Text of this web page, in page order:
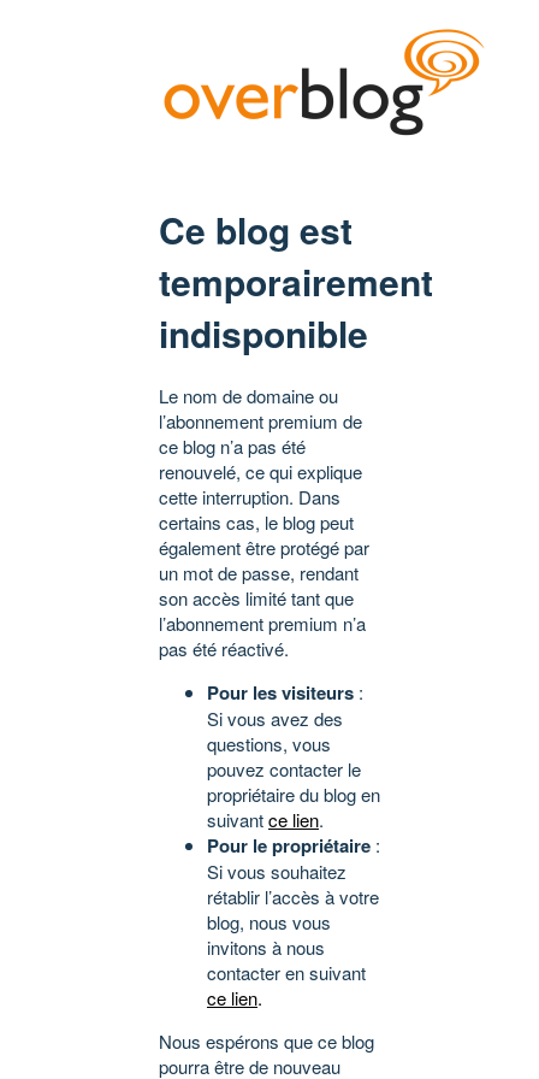
Ce blog est
temporairement
indisponible
Le nom de domaine ou
l’abonnement premium de
ce blog n’a pas été
renouvelé, ce qui explique
cette interruption. Dans
certains cas, le blog peut
également être protégé par
un mot de passe, rendant
son accès limité tant que
l’abonnement premium n’a
pas été réactivé.
Pour les visiteurs :
Si vous avez des
questions, vous
pouvez contacter le
propriétaire du blog en
suivantce lien.
Pour le propriétaire :
Si vous souhaitez
rétablir l’accès à votre
blog, nous vous
invitons à nous
contacter en suivant
ce lien.
Nous espérons que ce blog
pourra être de nouveau